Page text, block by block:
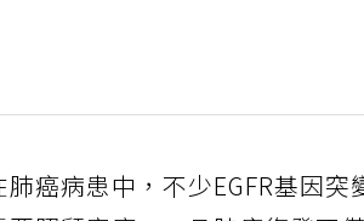
癌病患中，不少EGFR基因